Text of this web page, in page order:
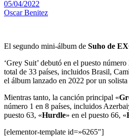
05/04/2022
Oscar Benitez
El segundo mini-álbum de Suho de
‘Grey Suit’ debutó en el puesto
total de 33 países, incluidos Brasil,
el álbum lanzado en 2022 por un
Mientras tanto, la canción principal «
número 1 en 8 países, incluidos
puesto 63, «Hurdle» en el puesto 66, «
[elementor-template id=»6265″]